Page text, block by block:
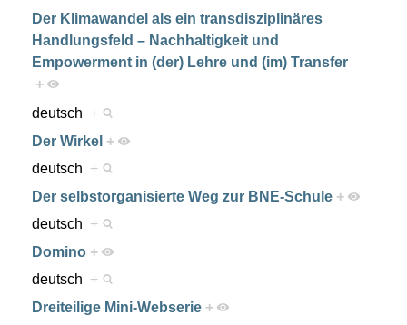
Der Klimawandel als ein transdisziplinäres
Handlungsfeld – Nachhaltigkeit und
Empowerment in (der) Lehre und (im) Transfer
+
deutsch +
Der Wirkel +
deutsch +
Der selbstorganisierte Weg zur BNE-Schule +
deutsch +
Domino +
deutsch +
Dreiteilige Mini-Webserie +